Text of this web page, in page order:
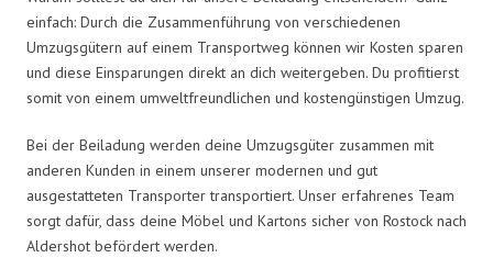
einfach: Durch die Zusammenführung von verschiedenen
Umzugsgütern auf einem Transportweg können wir Kosten sparen
und diese Einsparungen direkt an dich weitergeben. Du profitierst
somit von einem umweltfreundlichen und kostengünstigen Umzug.
Bei der Beiladung werden deine Umzugsgüter zusammen mit
anderen Kunden in einem unserer modernen und gut
ausgestatteten Transporter transportiert. Unser erfahrenes Team
sorgt dafür, dass deine Möbel und Kartons sicher von Rostock nach
Aldershot befördert werden.